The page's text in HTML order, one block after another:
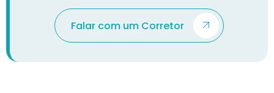
Falar com um Corretor